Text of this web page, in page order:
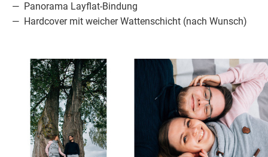
Panorama Layflat-Bindung
Hardcover mit weicher Wattenschicht (nach Wunsch)